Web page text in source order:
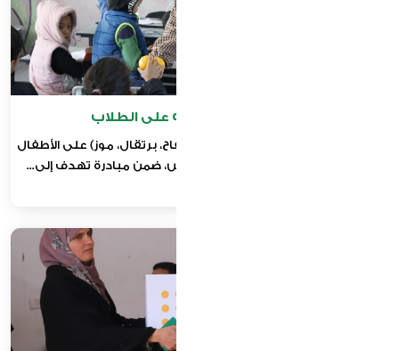
مبادرة توزيع الفواكه على الطلاب
توزيع حصص من الفاكهة الطازجة (تفاح، برتقال، موز) على الأطفال
في المراكز التعليمية شرق خان يونس، ضمن مبادرة تهدف إلى...